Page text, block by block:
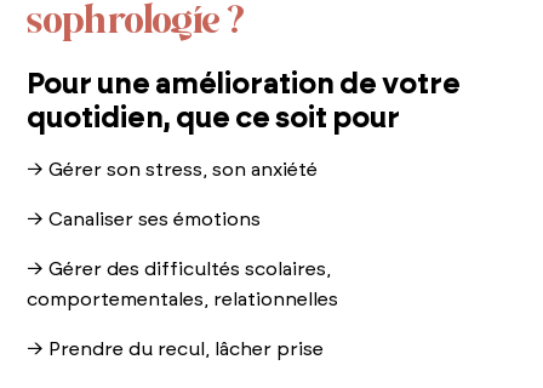
sophrologie ?
Pour une amélioration de votre
quotidien, que ce soit pour
→ Gérer son stress, son anxiété
→ Canaliser ses émotions
→ Gérer des difficultés scolaires,
comportementales, relationnelles
→ Prendre du recul, lâcher prise